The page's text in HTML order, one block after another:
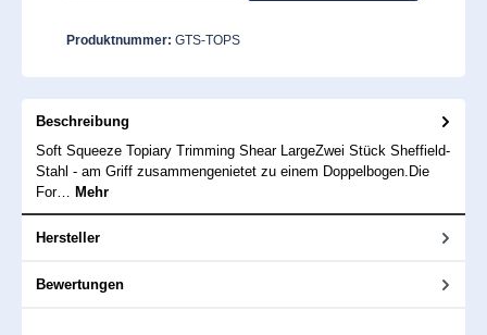
Produktnummer: GTS-TOPS
Beschreibung
Soft Squeeze Topiary Trimming Shear LargeZwei Stück Sheffield-
Stahl - am Griff zusammengenietet zu einem Doppelbogen.Die
For… Mehr
Hersteller
Bewertungen